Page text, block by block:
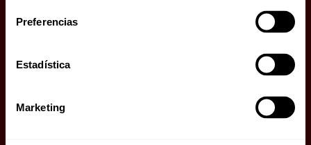
Preferencias
Estadística
Marketing